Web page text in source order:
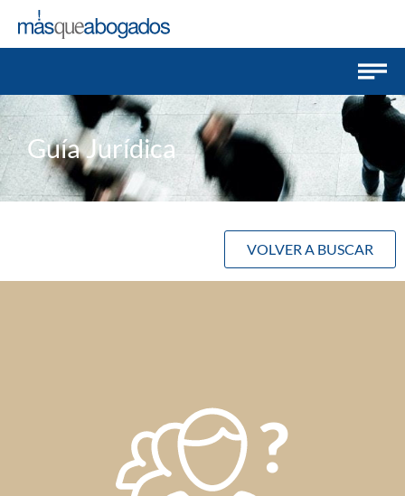
Guía Jurídica
VOLVER A BUSCAR